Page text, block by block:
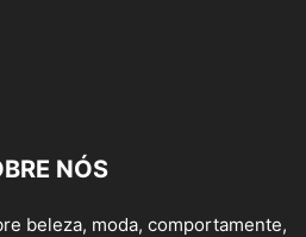
NÓS
beleza, moda, comportamente,